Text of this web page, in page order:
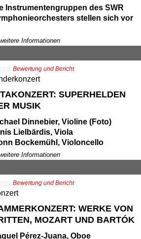
Indes galantes"
Verunelli: Konzert für Violoncello
Uraufführung)
Uhr Konzerteinführung
Instrumentengruppen des SWR
stellen sich vor
Familientag im Rahmen von
mit dem Kultur- und
Liederhalle Stuttgart.
frei. Anmeldung erforderlich unter
weitere Informationen
Bewertung und Bericht
SUPERHELDEN
MUSIK
Dinnebier, Violine (Foto)
Lielbārdis, Viola
Bockemühl, Violoncello
Nees, Moderation
der Musik
BatBeethoven und
retten die Musik
weitere Informationen
Bewertung und Bericht
WERKE VON
MOZART UND BARTÓK
Pérez-Juana, Oboe